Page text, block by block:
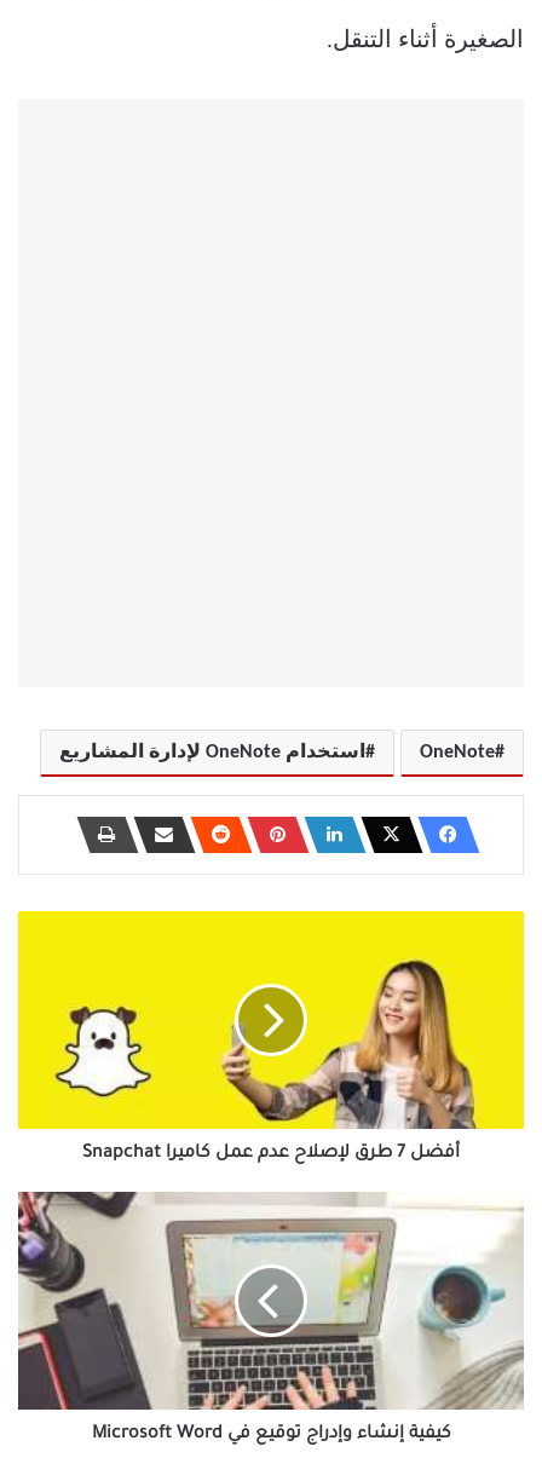
الصغيرة أثناء التنقل.
OneNote استخدام OneNote لإدارة المشاريع
Snapchat
أفضل 7 طرق لإصلاح عدم عمل كاميرا Snapchat
كيفية
وإدراج
Microsoft
Word
كيفية إنشاء وإدراج توقيع في Microsoft Word